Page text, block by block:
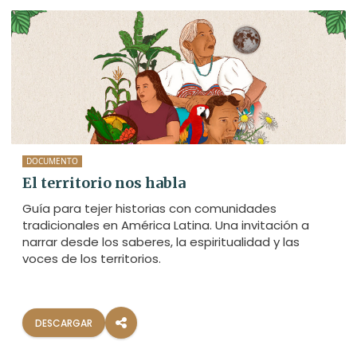
DOCUMENTO
El territorio nos habla
Guía para tejer historias con comunidades
tradicionales en América Latina. Una invitación a
narrar desde los saberes, la espiritualidad y las
voces de los territorios.
DESCARGAR